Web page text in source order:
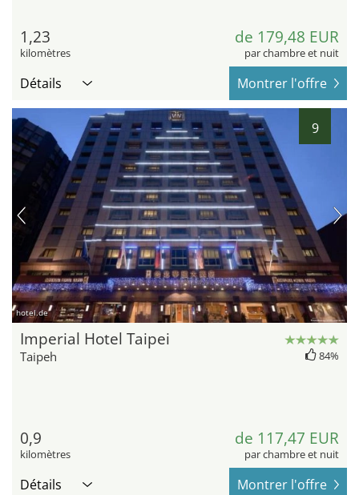
1,23
kilomètres
de 179,48 EUR
par chambre et nuit
Détails Montrer l'offre
9
hotel.de
Imperial Hotel Taipei
Taipeh 84%
0,9
kilomètres
de 117,47 EUR
par chambre et nuit
Détails Montrer l'offre